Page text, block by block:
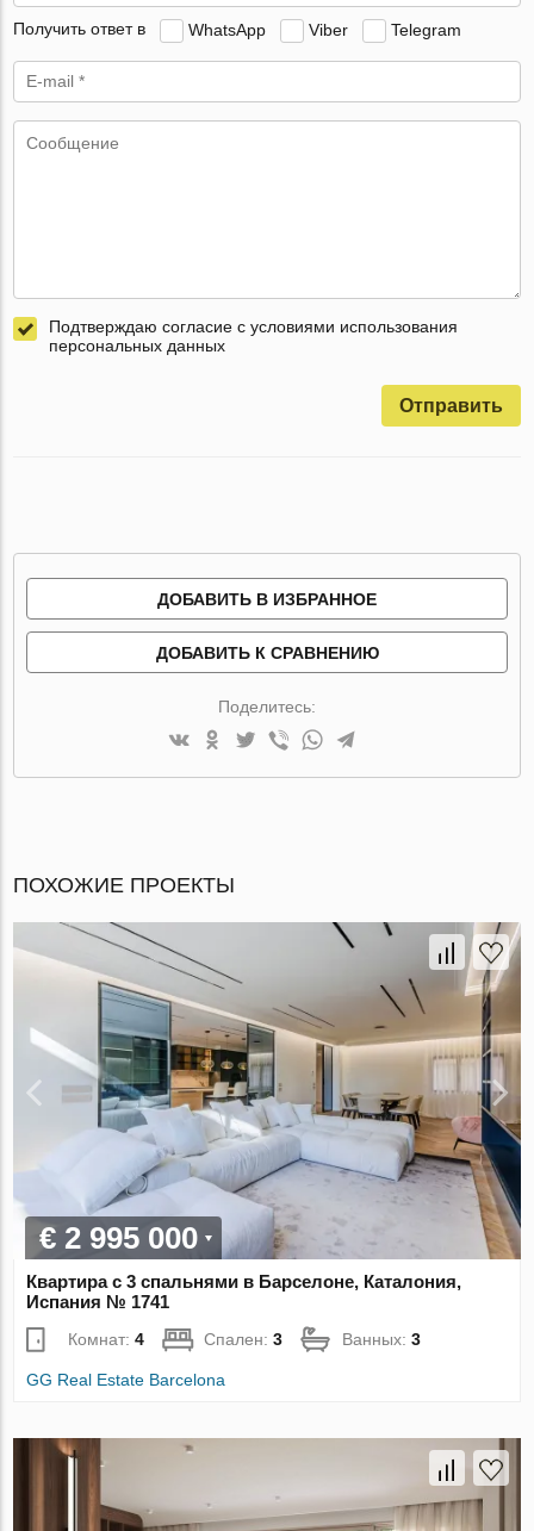
Получить ответ в WhatsApp Viber Telegram
Подтверждаю согласие с условиями использования
персональных данных
Отправить
ДОБАВИТЬ В ИЗБРАННОЕ
ДОБАВИТЬ К СРАВНЕНИЮ
Поделитесь:
ПОХОЖИЕ ПРОЕКТЫ
€ 2 995 000
Квартира с 3 спальнями в Барселоне, Каталония,
Испания № 1741
Комнат:4 Спален:3 Ванных:3
GG Real Estate Barcelona